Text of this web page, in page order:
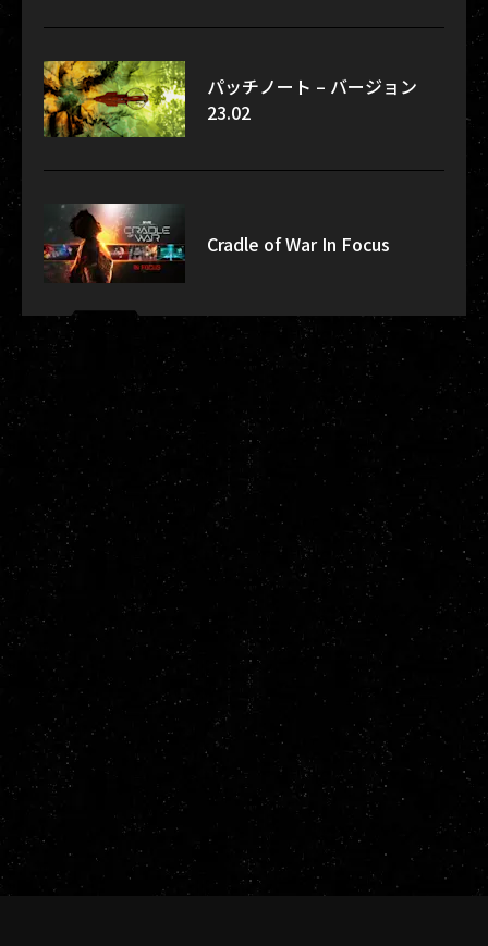
パッチノート – バージョン
23.02
Cradle of War In Focus